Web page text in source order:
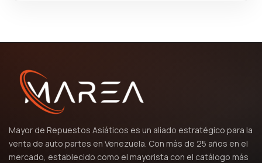
Mayor de Repuestos Asiáticos es un aliado estratégico para la
venta de auto partes en Venezuela. Con más de 25 años en el
mercado, establecido como el mayorista con el catálogo más